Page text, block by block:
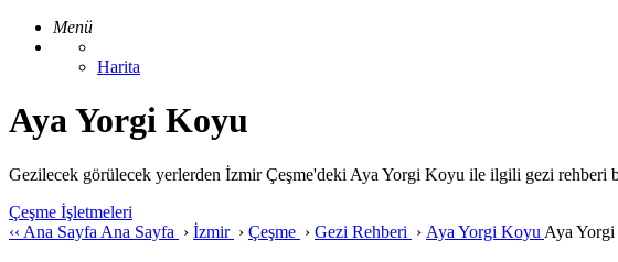
Menü
Harita
Aya Yorgi Koyu
Gezilecek görülecek yerlerden İzmir Çeşme'deki Aya Yorgi Koyu ile ilgili gezi rehberi
Çeşme İşletmeleri
‹‹ Ana Sayfa Ana Sayfa › İzmir › Çeşme › Gezi Rehberi › Aya Yorgi Koyu Aya